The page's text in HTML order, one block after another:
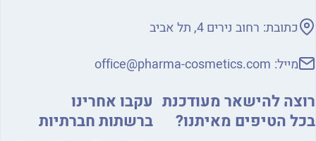
כתובת: רחוב נירים 4, תל אביב
מייל: office@pharma-cosmetics.com
רוצה להישאר מעודכנת
בכל הטיפים מאיתנו?
עקבו אחרינו
ברשתות חברתיות